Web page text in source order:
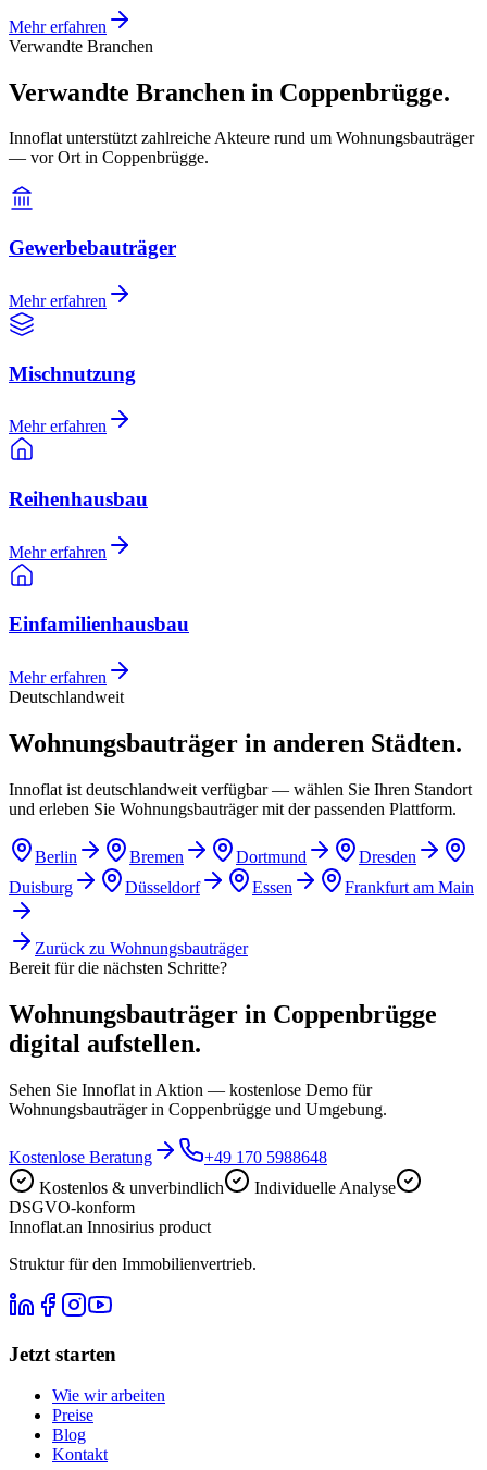
Mehr erfahren
Verwandte Branchen
Verwandte Branchen in Coppenbrügge.
Innoflat unterstützt zahlreiche Akteure rund um Wohnungsbauträger
— vor Ort in Coppenbrügge.
Gewerbebauträger
Mehr erfahren
Mischnutzung
Mehr erfahren
Reihenhausbau
Mehr erfahren
Einfamilienhausbau
Mehr erfahren
Deutschlandweit
Wohnungsbauträger in anderen Städten.
Innoflat ist deutschlandweit verfügbar — wählen Sie Ihren Standort
und erleben Sie Wohnungsbauträger mit der passenden Plattform.
Berlin Bremen Dortmund
Dresden
Duisburg
Düsseldorf Essen Frankfurt am Main
Zurück zu Wohnungsbauträger
Bereit für die nächsten Schritte?
Wohnungsbauträger in Coppenbrügge
digital aufstellen.
Sehen Sie Innoflat in Aktion — kostenlose Demo für
Wohnungsbauträger in Coppenbrügge und Umgebung.
Kostenlose Beratung
+49 170 5988648
Kostenlos & unverbindlich
Individuelle Analyse
DSGVO-konform
Innoflat.an Innosirius product
Struktur für den Immobilienvertrieb.
Jetzt starten
Wie wir arbeiten
Preise
Blog
Kontakt